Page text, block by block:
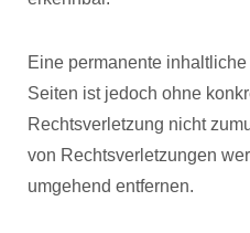
Eine permanente
Seiten ist jedoch ohne
Rechtsverletzung nicht
von Rechtsverletzungen
umgehend entfernen.